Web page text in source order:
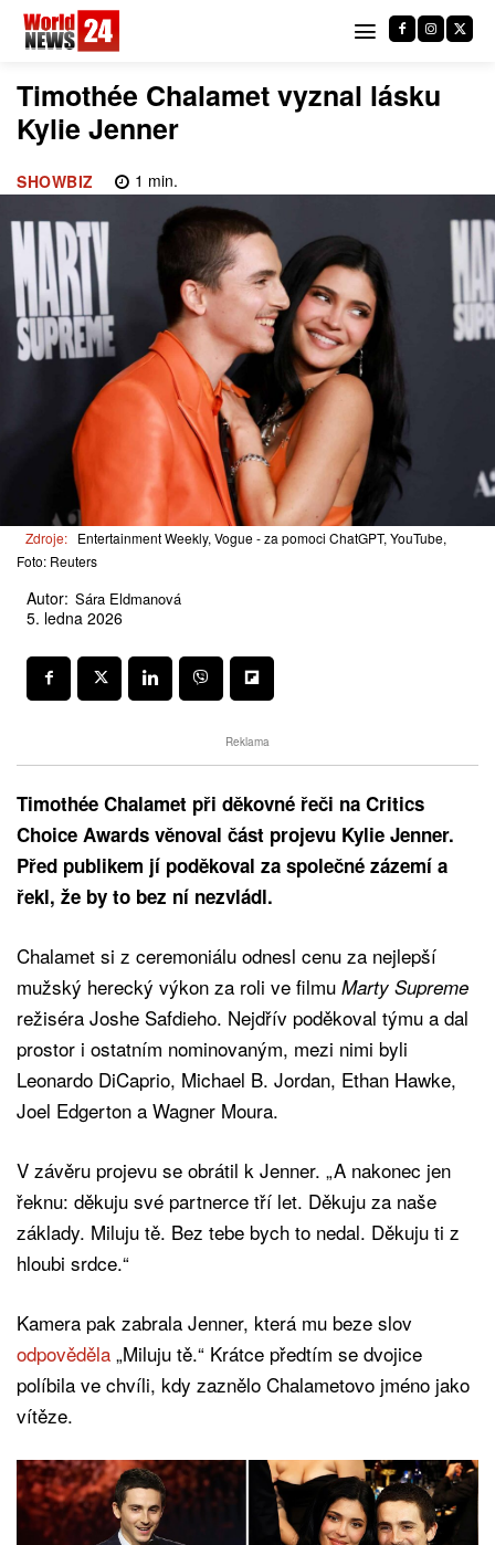
Timothée Chalamet vyznal lásku
Kylie Jenner
SHOWBIZ 1 min.
Zdroje: Entertainment Weekly, Vogue - za pomoci ChatGPT, YouTube,
Foto: Reuters
Autor: Sára Eldmanová
5. ledna 2026
Reklama
Timothée Chalamet při děkovné řeči na Critics
Choice Awards věnoval část projevu Kylie Jenner.
Před publikem jí poděkoval za společné zázemí a
řekl, že by to bez ní nezvládl.
Chalamet si z ceremoniálu odnesl cenu za nejlepší
mužský herecký výkon za roli ve filmu Marty Supreme
režiséra Joshe Safdieho. Nejdřív poděkoval týmu a dal
prostor i ostatním nominovaným, mezi nimi byli
Leonardo DiCaprio, Michael B. Jordan, Ethan Hawke,
Joel Edgerton a Wagner Moura.
V závěru projevu se obrátil k Jenner. „A nakonec jen
řeknu: děkuju své partnerce tří let. Děkuju za naše
základy. Miluju tě. Bez tebe bych to nedal. Děkuju ti z
hloubi srdce.“
Kamera pak zabrala Jenner, která mu beze slov
odpověděla „Miluju tě.“ Krátce předtím se dvojice
políbila ve chvíli, kdy zaznělo Chalametovo jméno jako
vítěze.